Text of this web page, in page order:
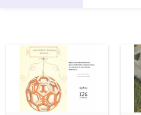
Measurement
Operations
Probability and Statistics
Geometry
3D Calculator